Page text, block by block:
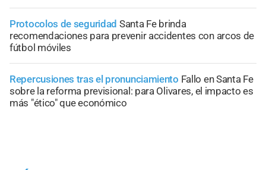
Protocolos de seguridad Santa Fe brinda
recomendaciones para prevenir accidentes con arcos de
fútbol móviles
Repercusiones tras el pronunciamiento Fallo en Santa Fe
sobre la reforma previsional: para Olivares, el impacto es
más "ético" que económico